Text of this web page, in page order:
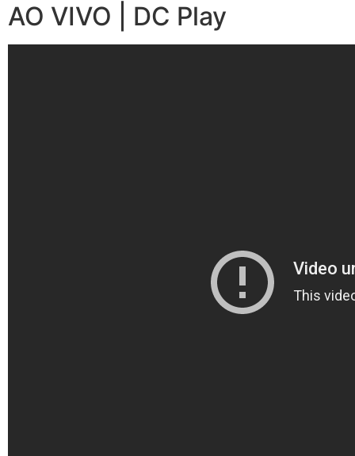
AO VIVO | DC Play